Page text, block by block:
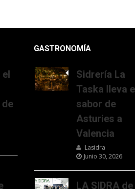
el
GASTRONOMÍA
Sidrería La
Taska lleva
sabor de
Asturies a
Valencia
Lasidra
Junio 30, 2026
LA SIDRA de